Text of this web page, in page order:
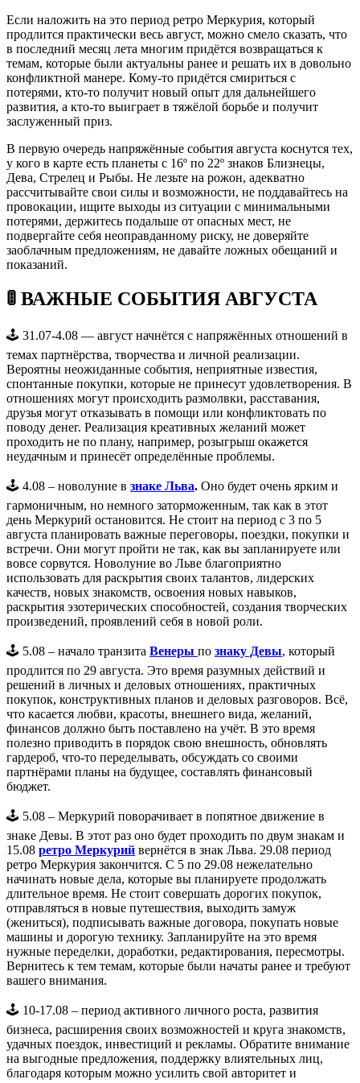
Если наложить на это период ретро Меркурия, который
продлится практически весь август, можно смело сказать, что
в последний месяц лета многим придётся возвращаться к
темам, которые были актуальны ранее и решать их в довольно
конфликтной манере. Кому-то придётся смириться с
потерями, кто-то получит новый опыт для дальнейшего
развития, а кто-то выиграет в тяжёлой борьбе и получит
заслуженный приз.
В первую очередь напряжённые события августа коснутся тех,
у кого в карте есть планеты с 16º по 22º знаков Близнецы,
Дева, Стрелец и Рыбы. Не лезьте на рожон, адекватно
рассчитывайте свои силы и возможности, не поддавайтесь на
провокации, ищите выходы из ситуации с минимальными
потерями, держитесь подальше от опасных мест, не
подвергайте себя неоправданному риску, не доверяйте
заоблачным предложениям, не давайте ложных обещаний и
показаний.
🚦 ВАЖНЫЕ СОБЫТИЯ АВГУСТА
🕹️ 31.07-4.08 — август начнётся с напряжённых отношений в
темах партнёрства, творчества и личной реализации.
Вероятны неожиданные события, неприятные известия,
спонтанные покупки, которые не принесут удовлетворения. В
отношениях могут происходить размолвки, расставания,
друзья могут отказывать в помощи или конфликтовать по
поводу денег. Реализация креативных желаний может
проходить не по плану, например, розыгрыш окажется
неудачным и принесёт определённые проблемы.
🕹️ 4.08 – новолуние в знаке Льва. Оно будет очень ярким и
гармоничным, но немного заторможенным, так как в этот
день Меркурий остановится. Не стоит на период с 3 по 5
августа планировать важные переговоры, поездки, покупки и
встречи. Они могут пройти не так, как вы запланируете или
вовсе сорвутся. Новолуние во Льве благоприятно
использовать для раскрытия своих талантов, лидерских
качеств, новых знакомств, освоения новых навыков,
раскрытия эзотерических способностей, создания творческих
произведений, проявлений себя в новой роли.
🕹️ 5.08 – начало транзита Венеры по знаку Девы, который
продлится по 29 августа. Это время разумных действий и
решений в личных и деловых отношениях, практичных
покупок, конструктивных планов и деловых разговоров. Всё,
что касается любви, красоты, внешнего вида, желаний,
финансов должно быть поставлено на учёт. В это время
полезно приводить в порядок свою внешность, обновлять
гардероб, что-то переделывать, обсуждать со своими
партнёрами планы на будущее, составлять финансовый
бюджет.
🕹️ 5.08 – Меркурий поворачивает в попятное движение в
знаке Девы. В этот раз оно будет проходить по двум знакам и
15.08 ретро Меркурий вернётся в знак Льва. 29.08 период
ретро Меркурия закончится. С 5 по 29.08 нежелательно
начинать новые дела, которые вы планируете продолжать
длительное время. Не стоит совершать дорогих покупок,
отправляться в новые путешествия, выходить замуж
(жениться), подписывать важные договора, покупать новые
машины и дорогую технику. Запланируйте на это время
нужные переделки, доработки, редактирования, пересмотры.
Вернитесь к тем темам, которые были начаты ранее и требуют
вашего внимания.
🕹️ 10-17.08 – период активного личного роста, развития
бизнеса, расширения своих возможностей и круга знакомств,
удачных поездок, инвестиций и рекламы. Обратите внимание
на выгодные предложения, поддержку влиятельных лиц,
благодаря которым можно усилить свой авторитет и